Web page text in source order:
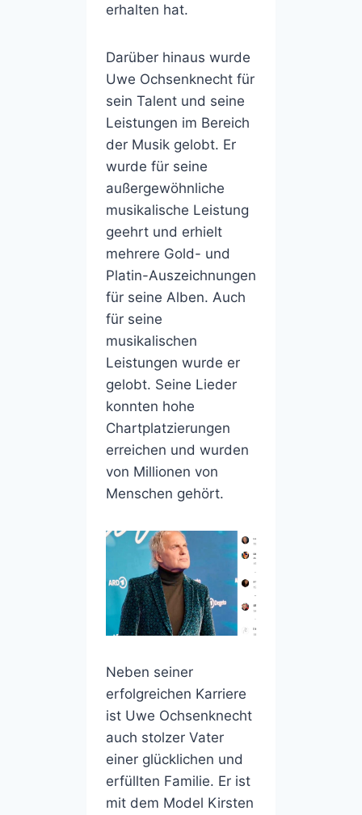
erhalten hat.
Darüber hinaus wurde
Uwe Ochsenknecht für
sein Talent und seine
Leistungen im Bereich
der Musik gelobt. Er
wurde für seine
außergewöhnliche
musikalische Leistung
geehrt und erhielt
mehrere Gold- und
Platin-Auszeichnungen
für seine Alben. Auch
für seine
musikalischen
Leistungen wurde er
gelobt. Seine Lieder
konnten hohe
Chartplatzierungen
erreichen und wurden
von Millionen von
Menschen gehört.
Neben seiner
erfolgreichen Karriere
ist Uwe Ochsenknecht
auch stolzer Vater
einer glücklichen und
erfüllten Familie. Er ist
mit dem Model Kirsten